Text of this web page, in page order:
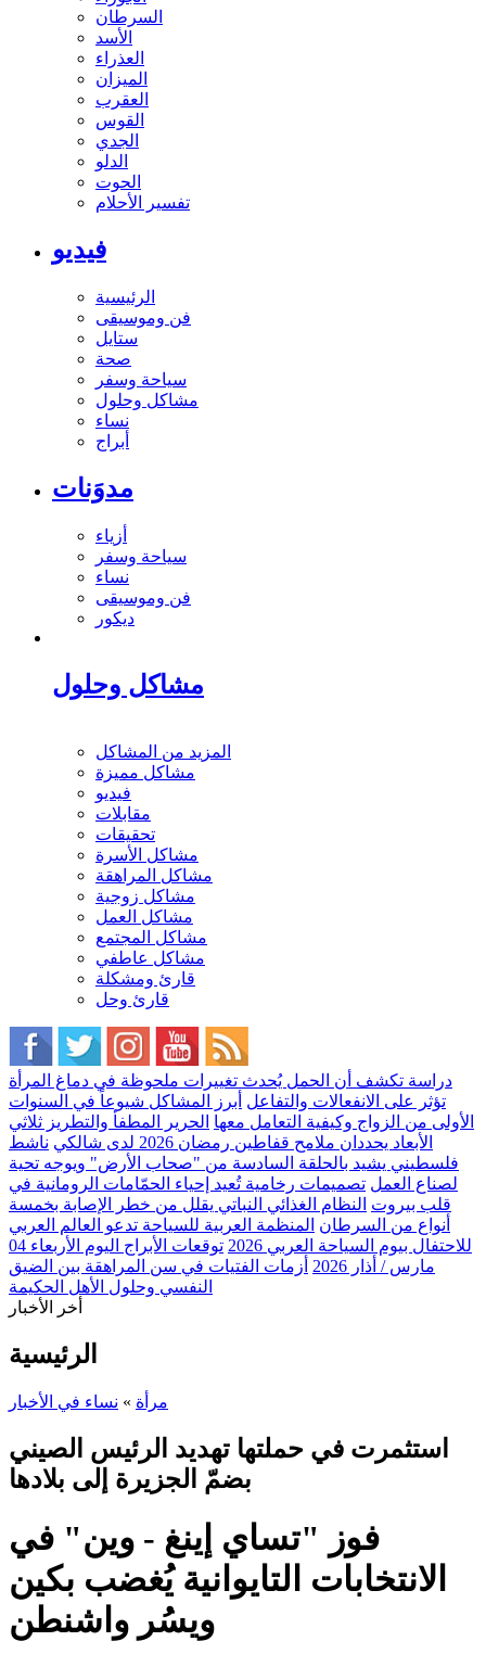
السرطان
الأسد
العذراء
الميزان
العقرب
القوس
الجدي
الدلو
الحوت
تفسير الأحلام
فيديو
الرئيسية
فن وموسيقى
ستايل
صحة
سياحة وسفر
مشاكل وحلول
نساء
أبراج
مدوَنات
أزياء
سياحة وسفر
نساء
فن وموسيقى
ديكور
مشاكل وحلول
المزيد من المشاكل
مشاكل مميزة
فيديو
مقابلات
تحقيقات
مشاكل الأسرة
مشاكل المراهقة
مشاكل زوجية
مشاكل العمل
مشاكل المجتمع
مشاكل عاطفي
قارئ ومشكلة
قارئ وحل
دراسة تكشف أن الحمل يُحدث تغييرات ملحوظة في دماغ المرأة
تؤثر على الانفعالات والتفاعل أبرز المشاكل شيوعاً في السنوات
الأولى من الزواج وكيفية التعامل معها الحرير المطفأ والتطريز ثلاثي
الأبعاد يحددان ملامح قفاطين رمضان 2026 لدى شالكي
ناشط
فلسطيني يشيد بالحلقة السادسة من "صحاب الأرض" ويوجه تحية
لصناع العمل تصميمات رخامية تُعيد إحياء الحمّامات الرومانية في
قلب بيروت النظام الغذائي النباتي يقلل من خطر الإصابة بخمسة
أنواع من السرطان المنظمة العربية للسياحة تدعو العالم العربي
للاحتفال بيوم السياحة العربي 2026
توقعات الأبراج اليوم الأربعاء 04
مارس / أذار 2026
أزمات الفتيات في سن المراهقة بين الضيق
النفسي وحلول الأهل الحكيمة
أخر الأخبار
الرئيسية
مرأة » نساء في الأخبار
استثمرت في حملتها تهديد الرئيس الصيني
بضمّ الجزيرة إلى بلادها
فوز "تساي إينغ - وين" في
الانتخابات التايوانية يُغضب بكين
ويسُر واشنطن